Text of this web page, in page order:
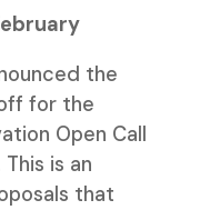
the
for the
Open Call
is an
that